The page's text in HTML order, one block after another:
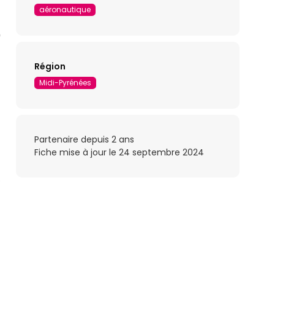
aéronautique
Région
Midi-Pyrénées
Partenaire depuis 2 ans
Fiche mise à jour le 24 septembre 2024